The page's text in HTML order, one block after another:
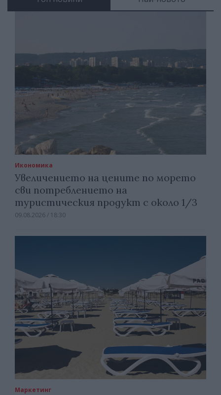
Икономика
Увеличението на цените по морето
сви потреблението на
туристическия продукт с около 1/3
09.08.2026 / 18:30
Маркетинг